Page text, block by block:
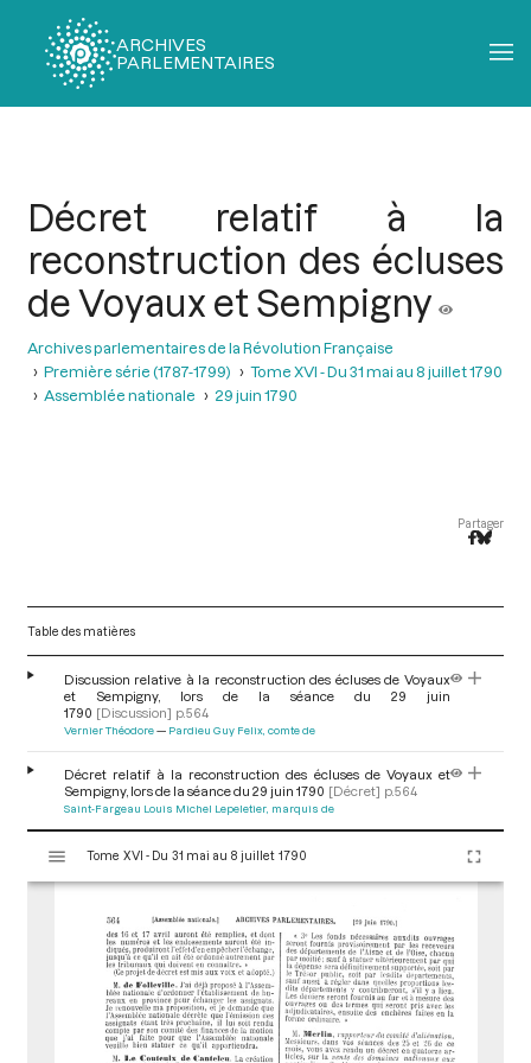
ARCHIVES
PARLEMENTAIRES
Décret relatif à la
reconstruction des écluses
de Voyaux et Sempigny
Archives parlementaires de la Révolution Française
Première série (1787-1799)
Tome XVI - Du 31 mai au 8 juillet 1790
Assemblée nationale
29 juin 1790
Partager
Table des matières
Discussion relative à la reconstruction des écluses de Voyaux
et Sempigny, lors de la séance du 29 juin
1790 [Discussion] p.564
Vernier Théodore Pardieu Guy Felix, comte de
Décret relatif à la reconstruction des écluses de Voyaux et
Sempigny, lors de la séance du 29 juin 1790 [Décret] p.564
Saint-Fargeau Louis Michel Lepeletier, marquis de
s
Tome XVI - Du 31 mai au 8 juillet 1790